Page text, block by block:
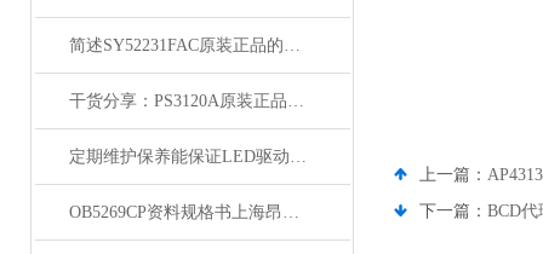
简述SY52231FAC原装正品的正确安装步骤
干货分享：PS3120A原装正品使用中的那些常见故障与解决技巧
定期维护保养能保证LED驱动芯片的使用寿命
OB5269CP资料规格书上海昂宝代理
上一篇：
下一篇： BCD代